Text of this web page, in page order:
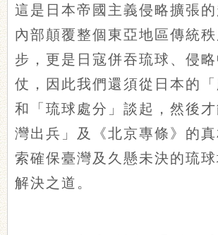
這是日本帝國主義侵略擴張
內部顛覆整個東亞地區傳統
步，更是日寇併吞琉球、侵
仗，因此我們還須從日本的「
和「琉球處分」談起，然後
灣出兵」及《北京專條》的
索確保臺灣及久懸未決的琉
解決之道。